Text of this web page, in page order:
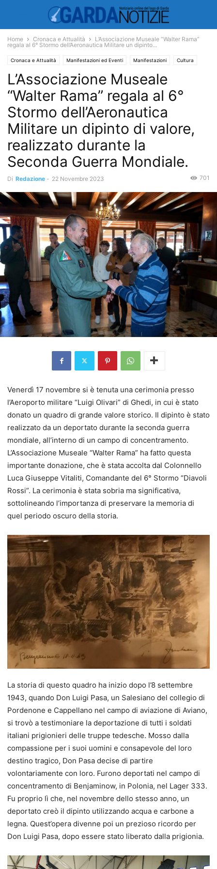
Home Cronaca e Attualità
L’Associazione Museale “Walter Rama”
regala al 6° Stormo dell’Aeronautica Militare un dipinto...
Cronaca e Attualità Manifestazioni ed Eventi Manifestazioni Cultura
Storia
L’Associazione Museale
“Walter Rama” regala al 6°
Stormo dell’Aeronautica
Militare un dipinto di valore,
realizzato durante la
Seconda Guerra Mondiale.
Di Redazione - 22 Novembre 2023 701
Venerdì 17 novembre si è tenuta una cerimonia presso
l’Aeroporto militare “Luigi Olivari” di Ghedi, in cui è stato
donato un quadro di grande valore storico. Il dipinto è stato
realizzato da un deportato durante la seconda guerra
mondiale, all’interno di un campo di concentramento.
L’Associazione Museale “Walter Rama” ha fatto questa
importante donazione, che è stata accolta dal Colonnello
Luca Giuseppe Vitaliti, Comandante del 6° Stormo “Diavoli
Rossi”. La cerimonia è stata sobria ma significativa,
sottolineando l’importanza di preservare la memoria di
quel periodo oscuro della storia.
La storia di questo quadro ha inizio dopo l’8 settembre
1943, quando Don Luigi Pasa, un Salesiano del collegio di
Pordenone e Cappellano nel campo di aviazione di Aviano,
si trovò a testimoniare la deportazione di tutti i soldati
italiani prigionieri delle truppe tedesche. Mosso dalla
compassione per i suoi uomini e consapevole del loro
destino tragico, Don Pasa decise di partire
volontariamente con loro. Furono deportati nel campo di
concentramento di Benjaminow, in Polonia, nel Lager 333.
Fu proprio lì che, nel novembre dello stesso anno, un
deportato creò il dipinto utilizzando acqua e carbone a
legna. Quest’opera divenne poi un prezioso ricordo per
Don Luigi Pasa, dopo essere stato liberato dalla prigionia.